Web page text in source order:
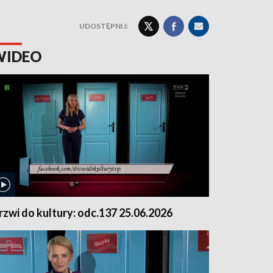
UDOSTĘPNIJ:
do kultury: odc.137 25.06.2026